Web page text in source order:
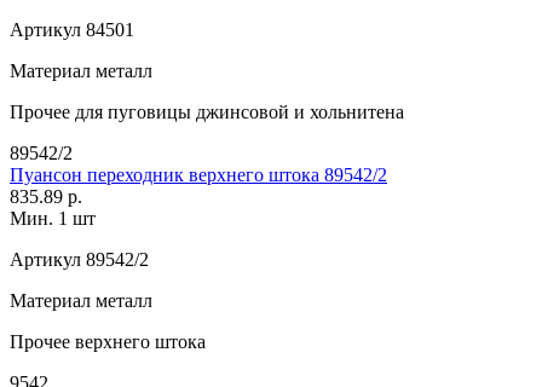
Артикул 84501
Материал металл
Прочее для пуговицы джинсовой и хольнитена
89542/2
Пуансон переходник верхнего штока 89542/2
835.89 р.
Мин. 1 шт
Артикул 89542/2
Материал металл
Прочее верхнего штока
9542